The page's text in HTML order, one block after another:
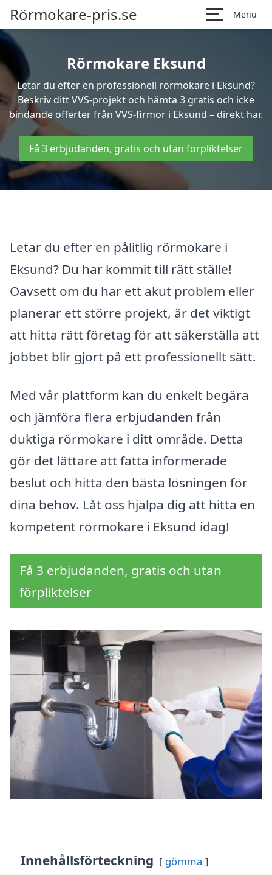
Rörmokare-pris.se Menu
Rörmokare Eksund
Letar du efter en professionell rörmokare i Eksund?
Beskriv ditt VVS-projekt och hämta 3 gratis och icke
bindande offerter från VVS-firmor i Eksund – direkt här.
Få 3 erbjudanden, gratis och utan förpliktelser
Letar du efter en pålitlig rörmokare i
Eksund? Du har kommit till rätt ställe!
Oavsett om du har ett akut problem eller
planerar ett större projekt, är det viktigt
att hitta rätt företag för att säkerställa att
jobbet blir gjort på ett professionellt sätt.
Med vår plattform kan du enkelt begära
och jämföra flera erbjudanden från
duktiga rörmokare i ditt område. Detta
gör det lättare att fatta informerade
beslut och hitta den bästa lösningen för
dina behov. Låt oss hjälpa dig att hitta en
kompetent rörmokare i Eksund idag!
Få 3 erbjudanden, gratis och utan
förpliktelser
Innehållsförteckning gömma